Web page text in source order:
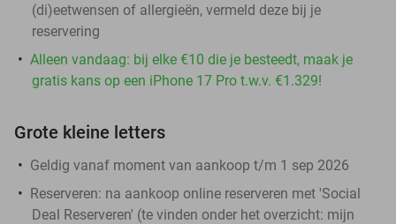
(di)eetwensen of allergieën, vermeld deze bij je
reservering
Alleen vandaag: bij elke €10 die je besteedt, maak je
gratis kans op een iPhone 17 Pro t.w.v. €1.329!
Grote kleine letters
Geldig vanaf moment van aankoop t/m 1 sep 2026
Reserveren: na aankoop online reserveren met 'Social
Deal Reserveren' (te vinden onder het overzicht: mijn